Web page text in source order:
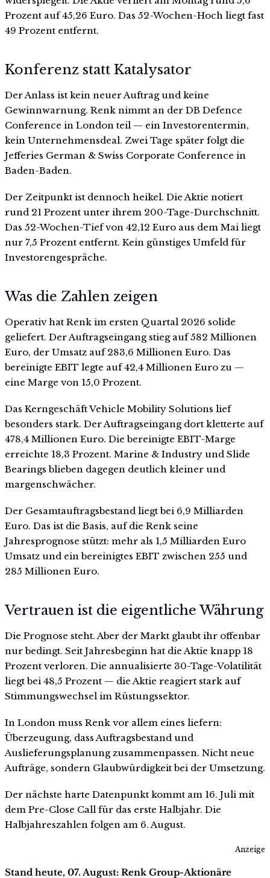
Prozent auf 45,26 Euro. Das 52-Wochen-Hoch liegt fast
49 Prozent entfernt.
Konferenz statt Katalysator
Der Anlass ist kein neuer Auftrag und keine
Gewinnwarnung. Renk nimmt an der DB Defence
Conference in London teil — ein Investorentermin,
kein Unternehmensdeal. Zwei Tage später folgt die
Jefferies German & Swiss Corporate Conference in
Baden-Baden.
Der Zeitpunkt ist dennoch heikel. Die Aktie notiert
rund 21 Prozent unter ihrem 200-Tage-Durchschnitt.
Das 52-Wochen-Tief von 42,12 Euro aus dem Mai liegt
nur 7,5 Prozent entfernt. Kein günstiges Umfeld für
Investorengespräche.
Was die Zahlen zeigen
Operativ hat Renk im ersten Quartal 2026 solide
geliefert. Der Auftragseingang stieg auf 582 Millionen
Euro, der Umsatz auf 283,6 Millionen Euro. Das
bereinigte EBIT legte auf 42,4 Millionen Euro zu —
eine Marge von 15,0 Prozent.
Das Kerngeschäft Vehicle Mobility Solutions lief
besonders stark. Der Auftragseingang dort kletterte auf
478,4 Millionen Euro. Die bereinigte EBIT-Marge
erreichte 18,3 Prozent. Marine & Industry und Slide
Bearings blieben dagegen deutlich kleiner und
margenschwächer.
Der Gesamtauftragsbestand liegt bei 6,9 Milliarden
Euro. Das ist die Basis, auf die Renk seine
Jahresprognose stützt: mehr als 1,5 Milliarden Euro
Umsatz und ein bereinigtes EBIT zwischen 255 und
285 Millionen Euro.
Vertrauen ist die eigentliche Währung
Die Prognose steht. Aber der Markt glaubt ihr offenbar
nur bedingt. Seit Jahresbeginn hat die Aktie knapp 18
Prozent verloren. Die annualisierte 30-Tage-Volatilität
liegt bei 48,5 Prozent — die Aktie reagiert stark auf
Stimmungswechsel im Rüstungssektor.
In London muss Renk vor allem eines liefern:
Überzeugung, dass Auftragsbestand und
Auslieferungsplanung zusammenpassen. Nicht neue
Aufträge, sondern Glaubwürdigkeit bei der Umsetzung.
Der nächste harte Datenpunkt kommt am 16. Juli mit
dem Pre-Close Call für das erste Halbjahr. Die
Halbjahreszahlen folgen am 6. August.
Anzeige
Stand heute, 07. August: Renk Group-Aktionäre